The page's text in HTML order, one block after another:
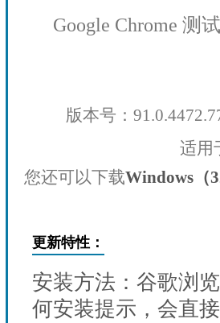
Google Chrome 测
版本号：
适用
您还可以下载Windows（
更新特性：
安装方法：谷歌浏
何安装提示，会直